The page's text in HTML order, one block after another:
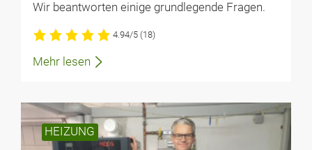
Wir beantworten einige grundlegende Fragen.
4.94/5 (18)
Mehr lesen
HEIZUNG